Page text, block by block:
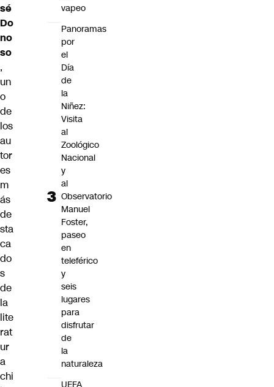
sé
Do
no
so
,
un
o
de
los
au
tor
es
m
ás
de
sta
ca
do
s
de
la
lite
rat
ur
a
chi
vapeo
Panoramas
por
el
Día
de
la
Niñez:
Visita
al
Zoológico
Nacional
y
al
Observatorio
Manuel
Foster,
paseo
en
teleférico
y
seis
lugares
para
disfrutar
de
la
naturaleza
UEFA